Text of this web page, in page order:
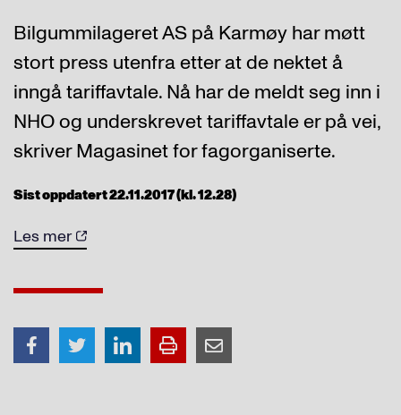
Bilgummilageret AS på Karmøy har møtt
stort press utenfra etter at de nektet å
inngå tariffavtale. Nå har de meldt seg inn i
NHO og underskrevet tariffavtale er på vei,
skriver Magasinet for fagorganiserte.
Sist oppdatert 22.11.2017 (kl. 12.28)
Les mer